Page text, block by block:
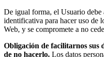
De igual forma, el Usuario debe
identificativa para hacer uso de
Web, y se compromete a no
Obligación de facilitarnos sus
de no hacerlo. Los datos